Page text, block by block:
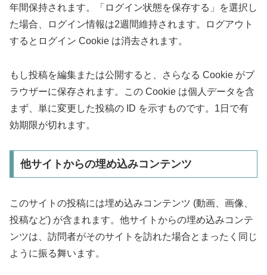
年間保持されます。「ログイン状態を保存する」を選択し
た場合、ログイン情報は2週間維持されます。ログアウト
するとログイン Cookie は消去されます。
もし投稿を編集または公開すると、さらなる Cookie がブ
ラウザーに保存されます。この Cookie は個人データを含
まず、単に変更した投稿の ID を示すものです。1日で有
効期限が切れます。
他サイトからの埋め込みコンテンツ
このサイトの投稿には埋め込みコンテンツ (動画、画像、
投稿など) が含まれます。他サイトからの埋め込みコンテ
ンツは、訪問者がそのサイトを訪れた場合とまったく同じ
ように振る舞います。